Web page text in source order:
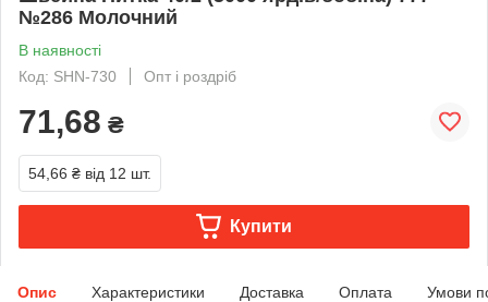
№286 Молочний
В наявності
Код: SHN-730
Опт і роздріб
71,68 ₴
54,66 ₴ від 12 шт.
Купити
Опис Характеристики Доставка Оплата Умови